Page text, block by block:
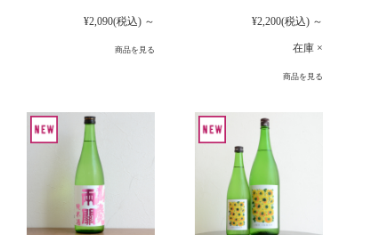
¥2,090(税込) ～
商品を見る
¥2,200(税込) ～
在庫 ×
商品を見る